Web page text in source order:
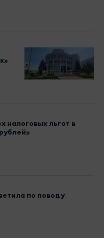
налоговых льгот в
по поводу